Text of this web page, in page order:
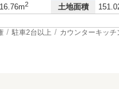
2 土地面積
駐車2台以上 カウンターキッチ